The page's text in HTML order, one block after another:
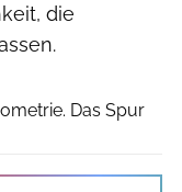
die
Das Spur